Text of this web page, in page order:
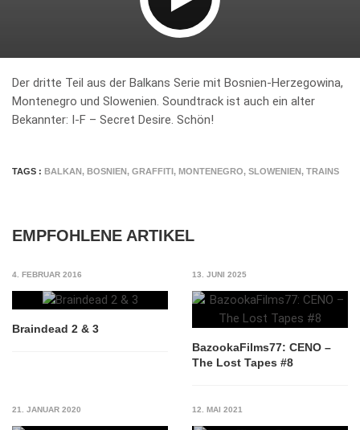
Der dritte Teil aus der Balkans Serie mit Bosnien-Herzegowina,
Montenegro und Slowenien. Soundtrack ist auch ein alter
Bekannter: I-F – Secret Desire. Schön!
TAGS : BALKAN, BOSNIEN, GRAFFITI, MONTENEGRO, SLOWENIEN, TRAINS
EMPFOHLENE ARTIKEL
4. FEBRUAR 2016
Braindead 2 & 3
13. JUNI 2025
BazookaFilms77: CENO –
The Lost Tapes #8
21. JANUAR 2020 12. MAI 2021